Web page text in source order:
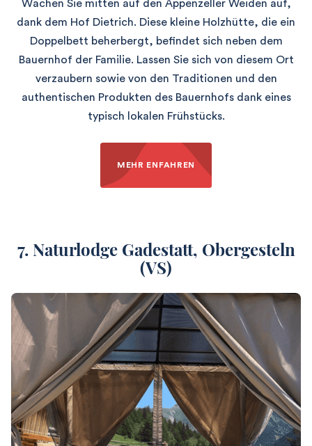
Wachen Sie mitten auf den Appenzeller Weiden auf,
dank dem Hof Dietrich. Diese kleine Holzhütte, die ein
Doppelbett beherbergt, befindet sich neben dem
Bauernhof der Familie. Lassen Sie sich von diesem Ort
verzaubern sowie von den Traditionen und den
authentischen Produkten des Bauernhofs dank eines
typisch lokalen Frühstücks.
MEHR ENFAHREN
7. Naturlodge Gadestatt, Obergesteln
(VS)